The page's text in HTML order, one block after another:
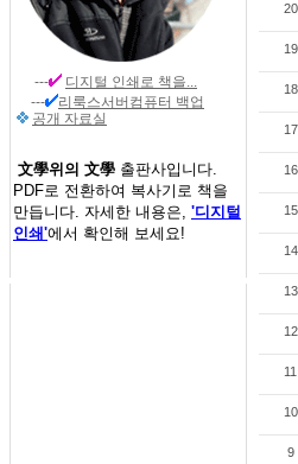
--- 디지털 인쇄 로 책을...
---
리룩스서버컴퓨터 백업
공개 자료실
文學위의 文學 출판사입니다.
PDF로 전환하여 복사기로 책을
만듭니다. 자세한 내용은, '디지털
인쇄'에서 확인해 보세요!
20
19
18
17
16
15
14
13
12
11
10
9